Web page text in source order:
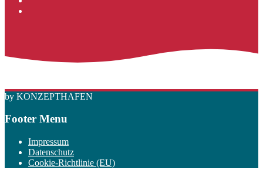
by KONZEPTHAFEN
Footer Menu
Impressum
Datenschutz
Cookie-Richtlinie (EU)